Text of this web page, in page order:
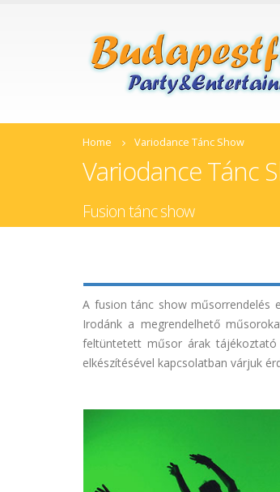
Home Variodance Tánc Show
Variodance Tánc
Fusion tánc show
A fusion tánc show műsorrendelés
Irodánk a megrendelhető
feltüntetett műsor árak tájékoztató
elkészítésével kapcsolatban várjuk